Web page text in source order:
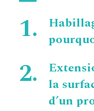
la
d’un